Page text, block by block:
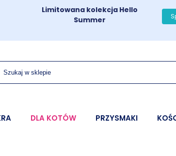
Limitowana kolekcja Hello
Summer
DLA KOTÓW PRZYSMAKI